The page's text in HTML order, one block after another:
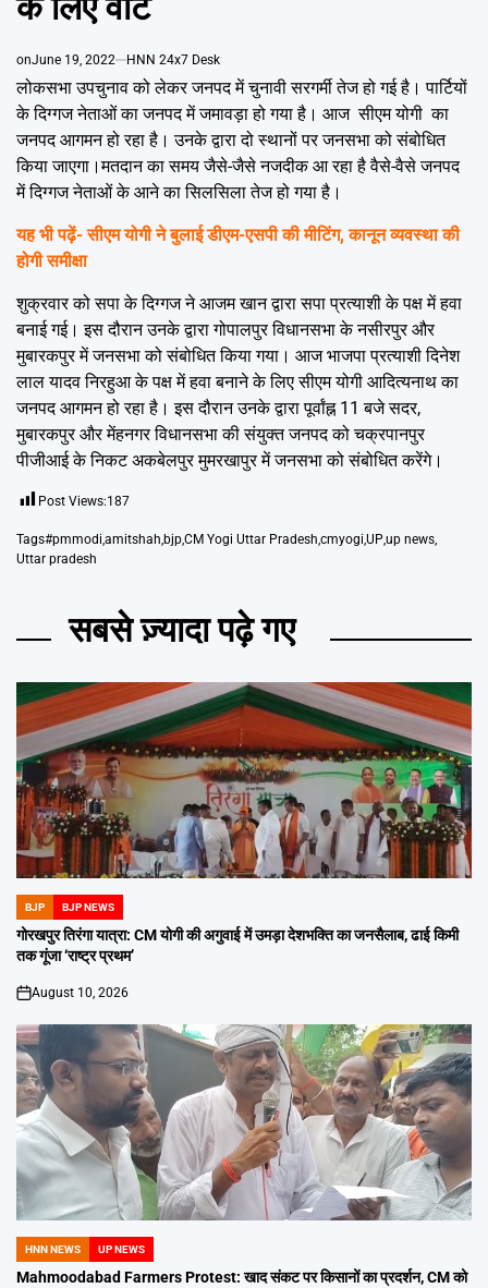
onJune 19, 2022 HNN 24x7 Desk
लोकसभा उपचुनाव को लेकर जनपद में चुनावी सरगर्मी तेज हो गई है। पार्टियों
के दिग्गज नेताओं का जनपद में जमावड़ा हो गया है। आज सीएम योगी का
जनपद आगमन हो रहा है। उनके द्वारा दो स्थानों पर जनसभा को संबोधित
किया जाएगा।मतदान का समय जैसे-जैसे नजदीक आ रहा है वैसे-वैसे जनपद
में दिग्गज नेताओं के आने का सिलसिला तेज हो गया है।
यह भी पढ़ें-सीएम योगी ने बुलाई डीएम-एसपी की मीटिंग, कानून व्यवस्था की
होगी समीक्षा
शुक्रवार को सपा के दिग्गज ने आजम खान द्वारा सपा प्रत्याशी के पक्ष में हवा
बनाई गई। इस दौरान उनके द्वारा गोपालपुर विधानसभा के नसीरपुर और
मुबारकपुर में जनसभा को संबोधित किया गया। आज भाजपा प्रत्याशी दिनेश
लाल यादव निरहुआ के पक्ष में हवा बनाने के लिए सीएम योगी आदित्यनाथ का
जनपद आगमन हो रहा है। इस दौरान उनके द्वारा पूर्वांह्न 11 बजे सदर,
मुबारकपुर और मेंहनगर विधानसभा की संयुक्त जनपद को चक्रपानपुर
पीजीआई के निकट अकबेलपुर मुमरखापुर में जनसभा को संबोधित करेंगे।
Post Views:187
Tags#pmmodi,amitshah,bjp,CM Yogi Uttar Pradesh,cmyogi,UP,up news,
Uttar pradesh
सबसे ज़्यादा पढ़े गए
POSTED
IN
BJP BJP NEWS
गोरखपुर तिरंगा यात्रा: CM योगी की अगुवाई में उमड़ा देशभक्ति का जनसैलाब, ढाई किमी
तक गूंजा ‘राष्ट्र प्रथम’
on
August 10, 2026
POSTED
IN
HNN NEWS UP NEWS
Mahmoodabad Farmers Protest: खाद संकट पर किसानों का प्रदर्शन, CM को